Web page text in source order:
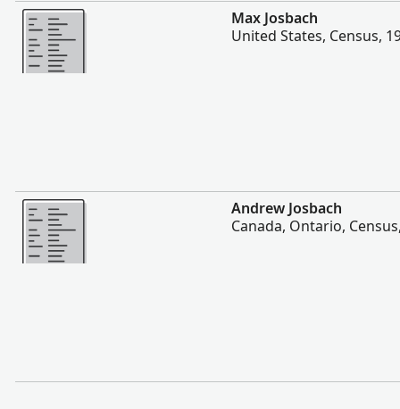
Hetave
Max Josbach
United States, Census,
Hetave
Andrew Josbach
Canada, Ontario,